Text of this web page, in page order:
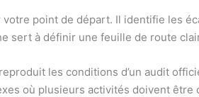
votre point de départ. Il identifie les
sert à définir une feuille de route
les conditions d’un audit
où plusieurs activités doivent être